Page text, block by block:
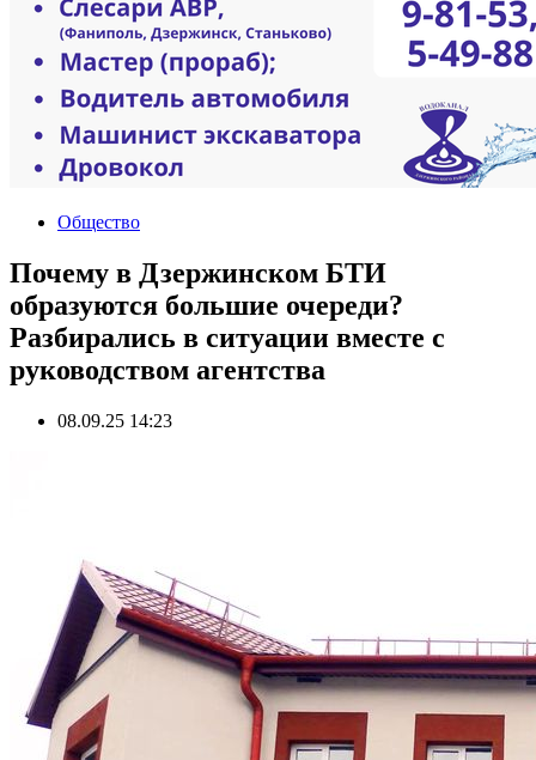
Общество
Почему в Дзержинском БТИ
образуются большие очереди?
Разбирались в ситуации вместе с
руководством агентства
08.09.25 14:23